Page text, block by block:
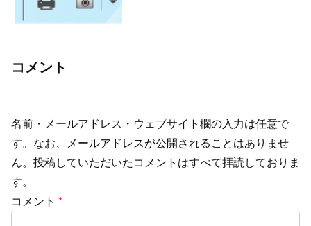
コメント
名前・メールアドレス・ウェブサイト欄の入力は任意で
す。なお、メールアドレスが公開されることはありませ
ん。投稿していただいたコメントはすべて拝読しておりま
す。
コメント *